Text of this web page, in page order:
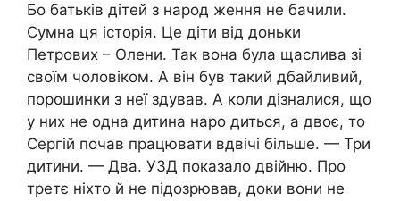
Бо батьків дітей з народ ження не бачили.
Сумна ця історія. Це діти від доньки
Петрових – Олени. Так вона була щаслива зі
своїм чоловіком. А він був такий дбайливий,
порошинки з неї здував. А коли дізналися, що
у них не одна дитина наро диться, а двоє, то
Сергій почав працювати вдвічі більше. — Три
дитини. — Два. УЗД показало двійню. Про
третє ніхто й не підозрював, доки вони не